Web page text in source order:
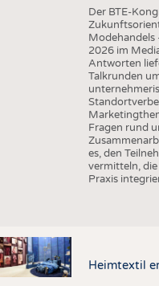
PUBLIKATIONEN
Der BTE-
Modehandels
2026 im
Antworten
Talkrunden
Fragen rund
es, den
vermitteln,
Praxis
Heimtextil